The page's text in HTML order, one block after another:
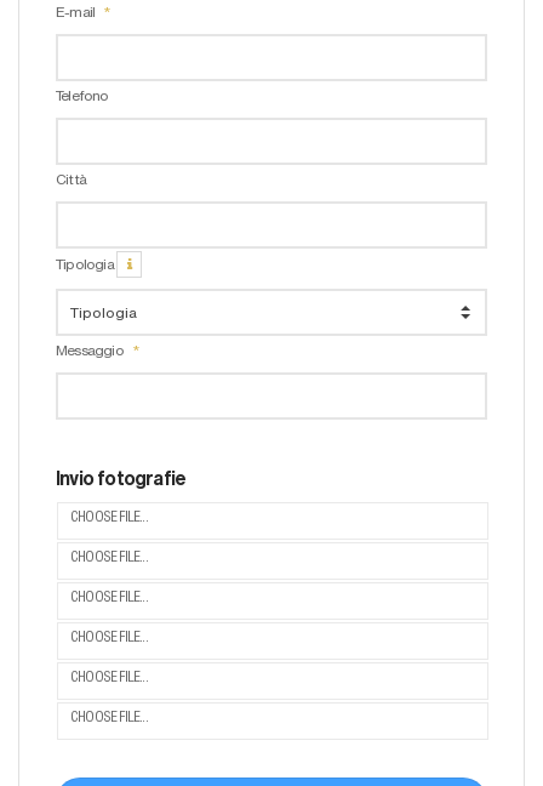
E-mail
Telefono
Città
Tipologia
Messaggio
Invio fotografie
CHOOSE FILE...
CHOOSE FILE...
CHOOSE FILE...
CHOOSE FILE...
CHOOSE FILE...
CHOOSE FILE...